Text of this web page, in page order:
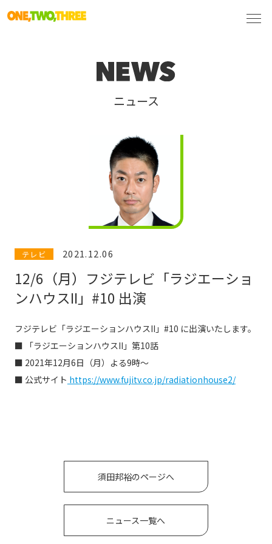
ニュース
テレビ 2021.12.06
12/6（月）フジテレビ「ラジエーショ
ンハウスII」#10 出演
フジテレビ「ラジエーションハウスII」#10 に出演いたします。
■ 「ラジエーションハウスII」第10話
■ 2021年12月6日（月）よる9時〜
■ 公式サイト https://www.fujitv.co.jp/radiationhouse2/
須田邦裕のページへ
ニュース一覧へ